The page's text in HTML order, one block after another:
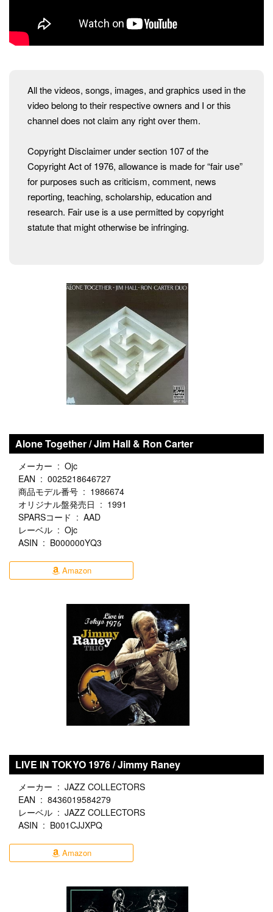
All the videos, songs, images, and graphics used in the
video belong to their respective owners and I or this
channel does not claim any right over them.
Copyright Disclaimer under section 107 of the
Copyright Act of 1976, allowance is made for “fair use”
for purposes such as criticism, comment, news
reporting, teaching, scholarship, education and
research. Fair use is a use permitted by copyright
statute that might otherwise be infringing.
Alone Together / Jim Hall & Ron Carter
メーカー ‏ : ‎ Ojc
EAN ‏ : ‎ 0025218646727
商品モデル番号 ‏ : ‎ 1986674
オリジナル盤発売日 ‏ : ‎ 1991
SPARSコード ‏ : ‎ AAD
レーベル ‏ : ‎ Ojc
ASIN ‏ : ‎ B000000YQ3
Amazon
LIVE IN TOKYO 1976 / Jimmy Raney
メーカー ‏ : ‎ JAZZ COLLECTORS
EAN ‏ : ‎ 8436019584279
レーベル ‏ : ‎ JAZZ COLLECTORS
ASIN ‏ : ‎ B001CJJXPQ
Amazon